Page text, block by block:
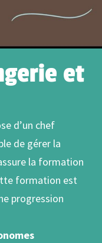
et
d’un chef
de gérer la
la formation
formation est
progression